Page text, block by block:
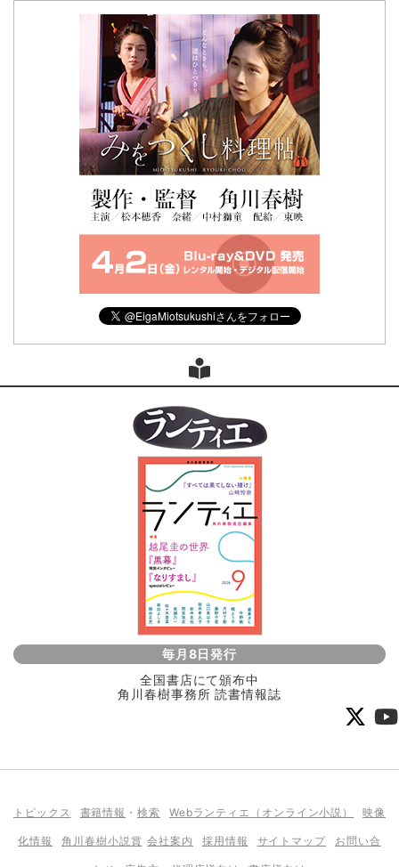
毎月8日発行
全国書店にて頒布中
角川春樹事務所 読書情報誌
トピックス 書籍情報 ・検索 Webランティエ（オンライン小説） 映像
化情報 角川春樹小説賞 会社案内 採用情報 サイトマップ お問い合